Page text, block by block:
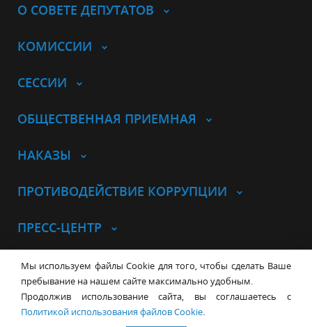
О СОВЕТЕ ДЕПУТАТОВ
КОМИССИИ
СЕССИИ
ОБЩЕСТВЕННАЯ ПРИЕМНАЯ
НАКАЗЫ
ПРОТИВОДЕЙСТВИЕ КОРРУПЦИИ
ПРЕСС-ЦЕНТР
© Совет депутатов города
НовосибирскаКонтакты Карта сайта
630099, г. Новосибирск, Красный
проспект, 34
Мы используем файлы Cookie для того, чтобы сделать Ваше
пребывание на нашем сайте максимально удобным.
Продолжив использование сайта, вы соглашаетесь с
Политикой использования файлов Cookie.